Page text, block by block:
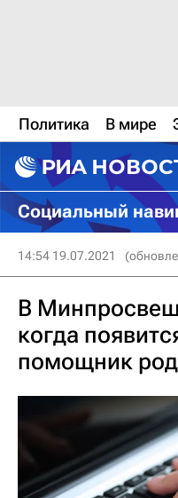
Политика В мире
Социальный
14:54 19.07.2021
В
когда
помощник